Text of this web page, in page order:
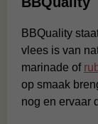
BBQuality
vlees is van
marinade of
op smaak
nog en ervaar